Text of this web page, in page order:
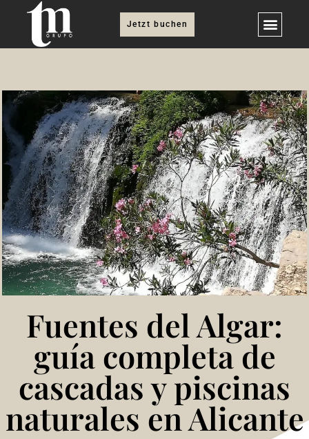
Jetzt buchen
Fuentes del Algar:
guía completa de
cascadas y piscinas
naturales en Alicante